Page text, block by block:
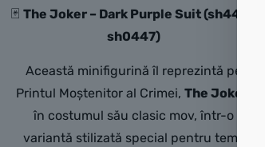
🃏 The Joker – Dark Purple Suit (sh447 /
sh0447)
Această minifigurină îl reprezintă pe
Printul Moștenitor al Crimei,The Joker
în costumul său clasic mov, într-o
variantă stilizată special pentru tema